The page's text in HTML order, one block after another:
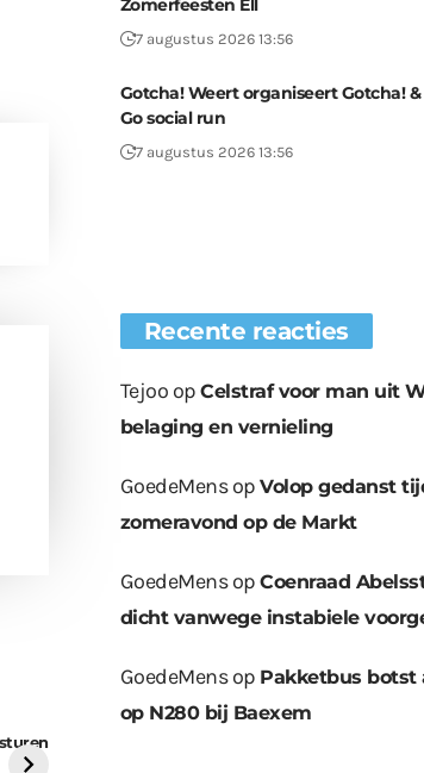
Nieuwe bomen
Wat er in kan,
Zomerfeesten Ell
7 augustus 2026 13:56
Gotcha! Weert organiseert Gotcha! &
Go social run
7 augustus 2026 13:56
Recente reacties
Tejoo opCelstraf voor man uit
belaging en vernieling
GoedeMensopVolop gedanst
zomeravond op de Markt
GoedeMensopCoenraad
dicht vanwege instabiele
GoedeMensop Pakketbus botst
op N280 bij Baexem